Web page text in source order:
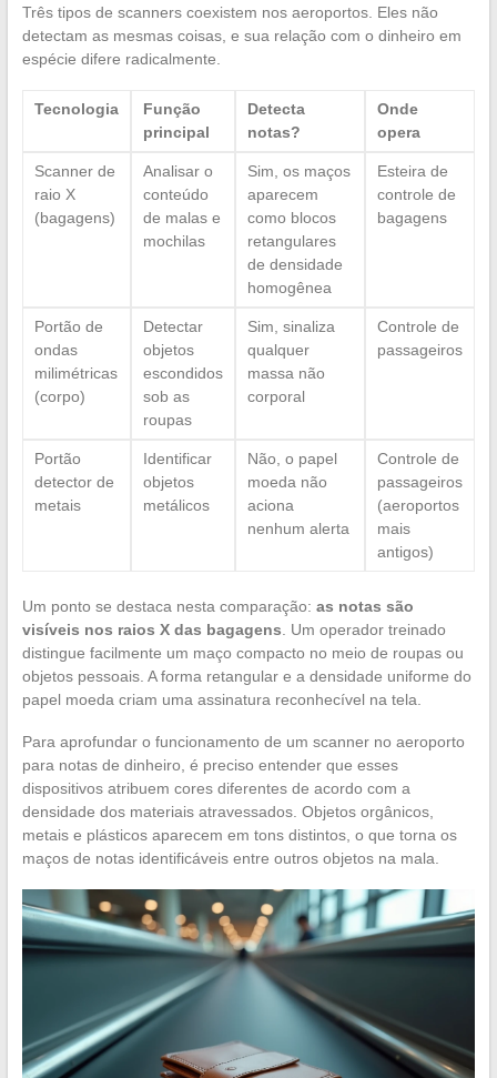
Três tipos de scanners coexistem nos aeroportos. Eles não
detectam as mesmas coisas, e sua relação com o dinheiro em
espécie difere radicalmente.
Tecnologia
Função
principal
Detecta
notas?
Onde
opera
Scanner de
raio X
(bagagens)
Analisar o
conteúdo
de malas e
mochilas
Sim, os maços
aparecem
como blocos
retangulares
de densidade
homogênea
Esteira de
controle de
bagagens
Portão de
ondas
milimétricas
(corpo)
Detectar
objetos
escondidos
sob as
roupas
Sim, sinaliza
qualquer
massa não
corporal
Controle de
passageiros
Portão
detector de
metais
Identificar
objetos
metálicos
Não, o papel
moeda não
aciona
nenhum alerta
Controle de
passageiros
(aeroportos
mais
antigos)
Um ponto se destaca nesta comparação: as notas são
visíveis nos raios X das bagagens . Um operador treinado
distingue facilmente um maço compacto no meio de roupas ou
objetos pessoais. A forma retangular e a densidade uniforme do
papel moeda criam uma assinatura reconhecível na tela.
Para aprofundar o funcionamento de um scanner no aeroporto
para notas de dinheiro, é preciso entender que esses
dispositivos atribuem cores diferentes de acordo com a
densidade dos materiais atravessados. Objetos orgânicos,
metais e plásticos aparecem em tons distintos, o que torna os
maços de notas identificáveis entre outros objetos na mala.